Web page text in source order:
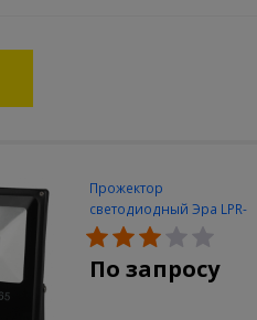
Прожектор
светодиодный Эра LPR-
30W-6500K-M
По запросу